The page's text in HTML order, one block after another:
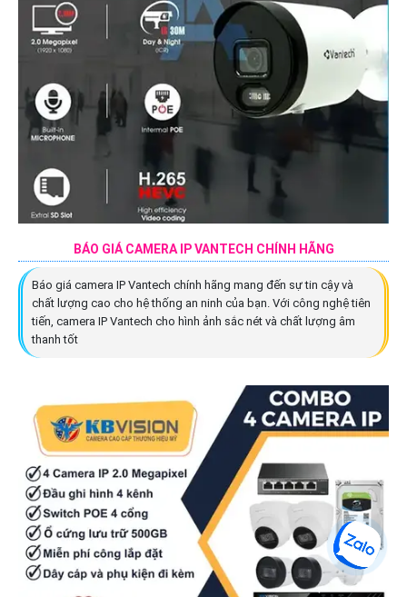
BÁO GIÁ CAMERA IP VANTECH CHÍNH HÃNG
Báo giá camera IP Vantech chính hãng mang đến sự tin cậy và
chất lượng cao cho hệ thống an ninh của bạn. Với công nghệ tiên
tiến, camera IP Vantech cho hình ảnh sắc nét và chất lượng âm
thanh tốt